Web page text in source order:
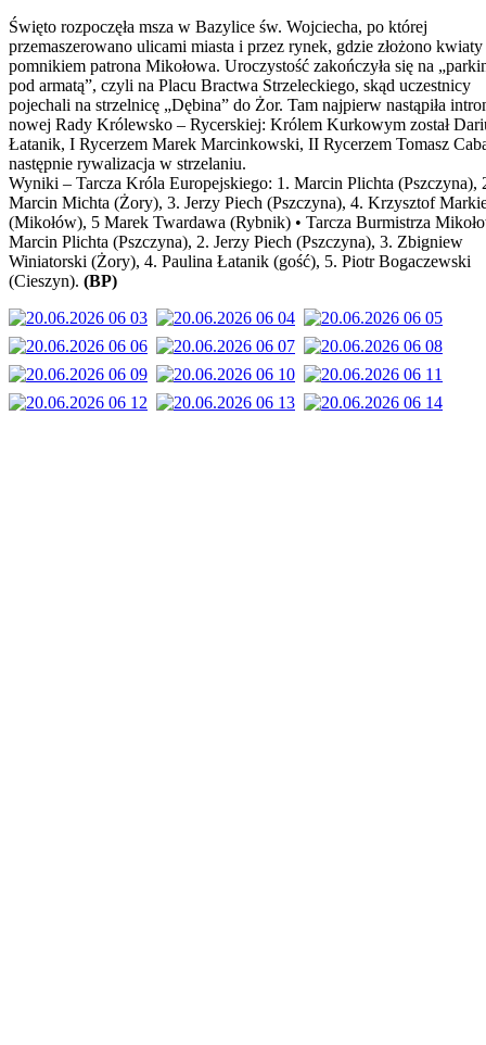
Święto rozpoczęła msza w Bazylice św. Wojciecha, po której
przemaszerowano ulicami miasta i przez rynek, gdzie złożono
pomnikiem patrona Mikołowa. Uroczystość zakończyła się na
pod armatą”, czyli na Placu Bractwa Strzeleckiego, skąd uczestnicy
pojechali na strzelnicę „Dębina” do Żor. Tam najpierw nastąpiła
nowej Rady Królewsko – Rycerskiej: Królem Kurkowym został
Łatanik, I Rycerzem Marek Marcinkowski, II Rycerzem Tomasz
następnie rywalizacja w strzelaniu.
Wyniki – Tarcza Króla Europejskiego: 1. Marcin Plichta (Pszczyna),
Marcin Michta (Żory), 3. Jerzy Piech (Pszczyna), 4. Krzysztof
(Mikołów), 5 Marek Twardawa (Rybnik) • Tarcza Burmistrza
Marcin Plichta (Pszczyna), 2. Jerzy Piech (Pszczyna), 3. Zbigniew
Winiatorski (Żory), 4. Paulina Łatanik (gość), 5. Piotr Bogaczewski
(Cieszyn). (BP)